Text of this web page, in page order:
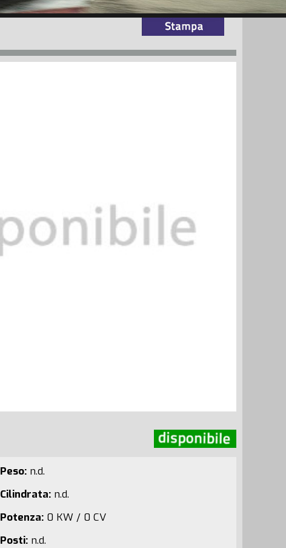
Peso:n.d.
Cilindrata:n.d.
Potenza:0 KW / 0 CV
Posti:n.d.